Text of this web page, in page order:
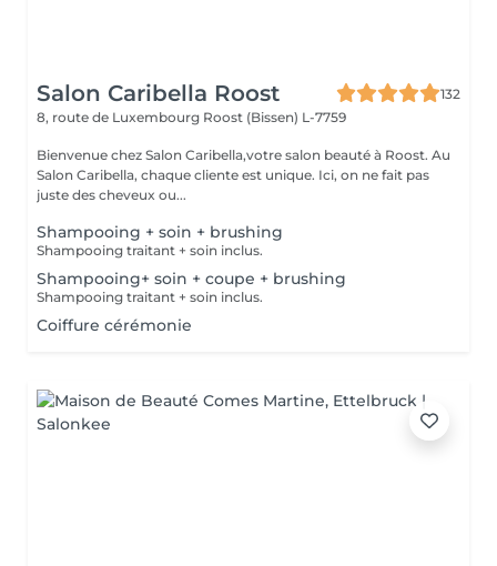
Salon Caribella Roost
132
8, route de Luxembourg Roost (Bissen) L-7759
Bienvenue chez Salon Caribella,votre salon beauté à Roost. Au
Salon Caribella, chaque cliente est unique. Ici, on ne fait pas
juste des cheveux ou...
Shampooing + soin + brushing
Shampooing traitant + soin inclus.
Shampooing+ soin + coupe + brushing
Shampooing traitant + soin inclus.
Coiffure cérémonie